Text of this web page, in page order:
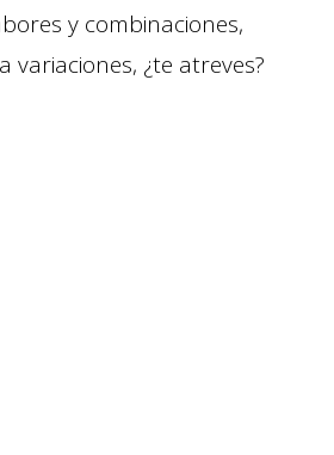
y combinaciones,
variaciones, ¿te atreves?